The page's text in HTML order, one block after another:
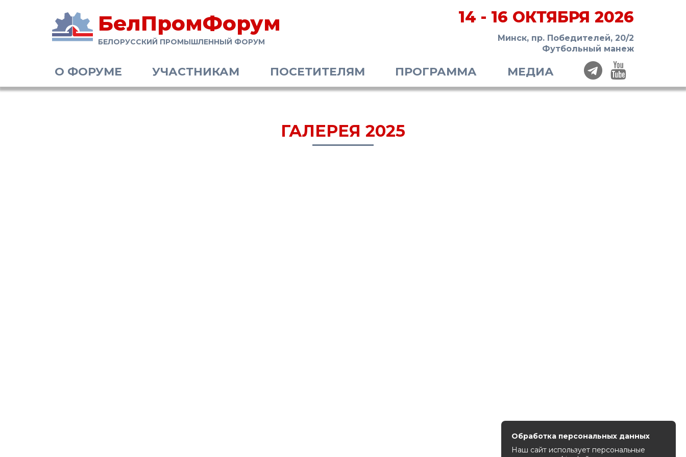
БелПромФорум
БЕЛОРУССКИЙ ПРОМЫШЛЕННЫЙ ФОРУМ
14 - 16 ОКТЯБРЯ 2026
Минск, пр. Победителей, 20/2
Футбольный манеж
О ФОРУМЕ УЧАСТНИКАМ ПОСЕТИТЕЛЯМ ПРОГРАММА МЕДИА
ГАЛЕРЕЯ 2025
Обработка персональных данных
Наш сайт использует персональные